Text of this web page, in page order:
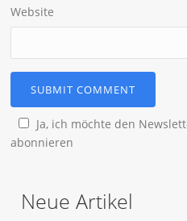
Website
Ja, ich möchte den
abonnieren
Neue Artikel